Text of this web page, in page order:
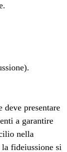
presentare
a garantire
nella
fideiussione si